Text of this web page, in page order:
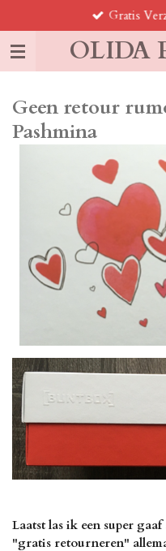
direct
naar
de
OLIDA
Gratis
Geen retour
Pashmina
Laatst las ik een super
"gratis retourneren"